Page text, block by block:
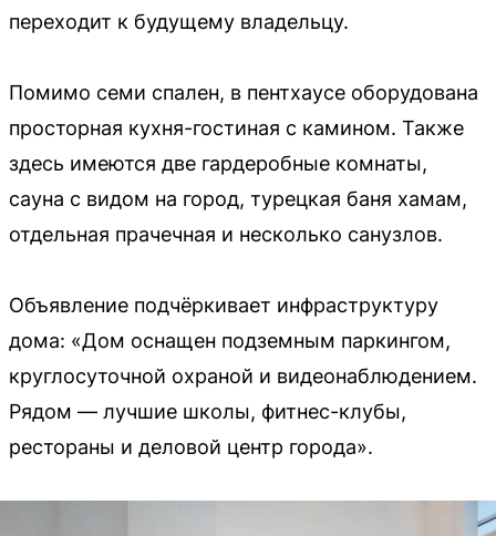
переходит к будущему владельцу.
Помимо семи спален, в пентхаусе оборудована
просторная кухня-гостиная с камином. Также
здесь имеются две гардеробные комнаты,
сауна с видом на город, турецкая баня хамам,
отдельная прачечная и несколько санузлов.
Объявление подчёркивает инфраструктуру
дома: «Дом оснащен подземным паркингом,
круглосуточной охраной и видеонаблюдением.
Рядом — лучшие школы, фитнес-клубы,
рестораны и деловой центр города».